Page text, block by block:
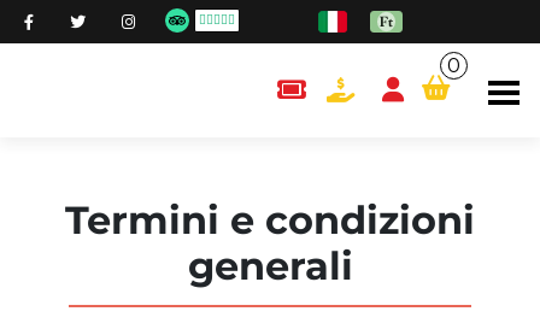
content.cart
0
Termini e condizioni
generali